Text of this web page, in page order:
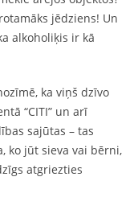
jēdziens! Un
alkoholiķis ir kā
ka viņš dzīvo
“CITI” un arī
sajūtas – tas
ko jūt sieva vai bērni,
atgriezties